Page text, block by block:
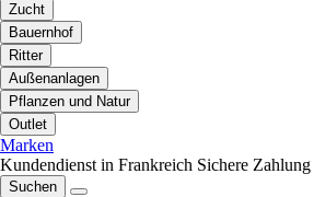
Zucht
Bauernhof
Ritter
Außenanlagen
Pflanzen und Natur
Outlet
Marken
Kundendienst in Frankreich Sichere Zahlung
Suchen